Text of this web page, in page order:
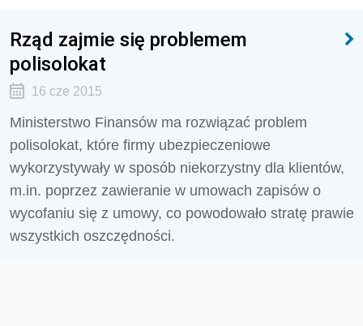
Rząd zajmie się problemem
polisolokat
16 cze 2015
Ministerstwo Finansów ma rozwiązać problem
polisolokat, które firmy ubezpieczeniowe
wykorzystywały w sposób niekorzystny dla klientów,
m.in. poprzez zawieranie w umowach zapisów o
wycofaniu się z umowy, co powodowało stratę prawie
wszystkich oszczędności.